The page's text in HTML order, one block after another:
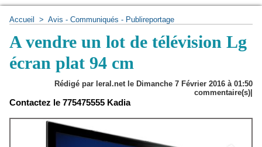
Accueil > Avis - Communiqués - Publireportage
A vendre un lot de télévision Lg
écran plat 94 cm
Rédigé par leral.net le Dimanche 7 Février 2016 à 01:50
commentaire(s)|
Contactez le 775475555 Kadia